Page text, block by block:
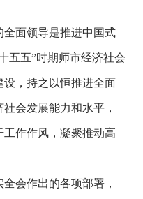
面领导是推进中国式
五五”时期师市经济社会
设，持之以恒推进全面
会发展能力和水平，
作作风，凝聚推动高
会作出的各项部署，